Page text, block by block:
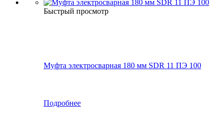
Быстрый просмотр
Муфта электросварная 180 мм SDR 11 ПЭ 100
Подробнее